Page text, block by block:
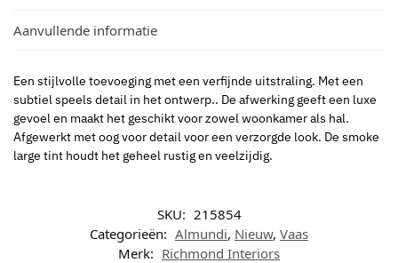
Aanvullende informatie
Een stijlvolle toevoeging met een verfijnde uitstraling. Met een
subtiel speels detail in het ontwerp.. De afwerking geeft een luxe
gevoel en maakt het geschikt voor zowel woonkamer als hal.
Afgewerkt met oog voor detail voor een verzorgde look. De smoke
large tint houdt het geheel rustig en veelzijdig.
SKU: 215854
Categorieën: Almundi, Nieuw, Vaas
Merk: Richmond Interiors